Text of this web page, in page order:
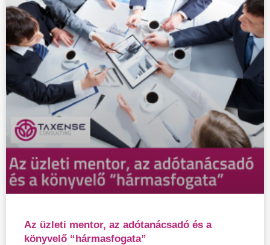
Az üzleti mentor, az adótanácsadó és a
könyvelő “hármasfogata”